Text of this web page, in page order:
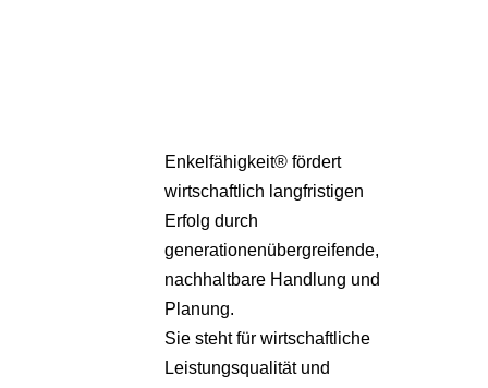
Enkelfähigkeit® fördert
wirtschaftlich langfristigen
Erfolg durch
generationenübergreifende,
nachhaltbare Handlung und
Planung.
Sie steht für wirtschaftliche
Leistungsqualität und